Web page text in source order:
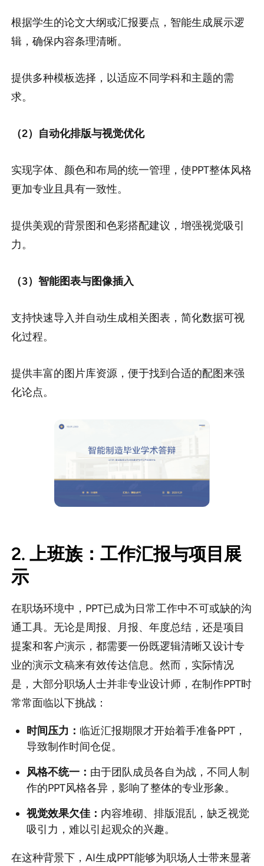
根据学生的论文大纲或汇报要点，智能生成展示逻
辑，确保内容条理清晰。
提供多种模板选择，以适应不同学科和主题的需
求。
（2）自动化排版与视觉优化
实现字体、颜色和布局的统一管理，使PPT整体风格
更加专业且具有一致性。
提供美观的背景图和色彩搭配建议，增强视觉吸引
力。
（3）智能图表与图像插入
支持快速导入并自动生成相关图表，简化数据可视
化过程。
提供丰富的图片库资源，便于找到合适的配图来强
化论点。
2. 上班族：工作汇报与项目展
示
在职场环境中，PPT已成为日常工作中不可或缺的沟
通工具。无论是周报、月报、年度总结，还是项目
提案和客户演示，都需要一份既逻辑清晰又设计专
业的演示文稿来有效传达信息。然而，实际情况
是，大部分职场人士并非专业设计师，在制作PPT时
常常面临以下挑战：
时间压力： 临近汇报期限才开始着手准备PPT，
导致制作时间仓促。
风格不统一： 由于团队成员各自为战，不同人制
作的PPT风格各异，影响了整体的专业形象。
视觉效果欠佳： 内容堆砌、排版混乱，缺乏视觉
吸引力，难以引起观众的兴趣。
在这种背景下，AI生成PPT能够为职场人士带来显著